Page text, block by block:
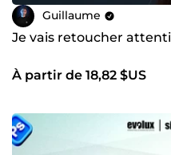
Guillaume
Je vais retoucher
À partir de 18,82 $US